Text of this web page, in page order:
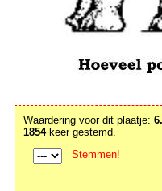
Waardering voor dit plaatje:
1854keer gestemd.
Stemmen!